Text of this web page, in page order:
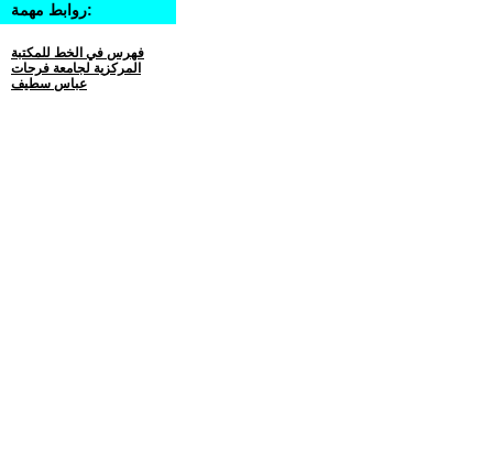
روابط مهمة:
فهرس في الخط للمكتبة
المركزية لجامعة فرحات
عباس سطيف